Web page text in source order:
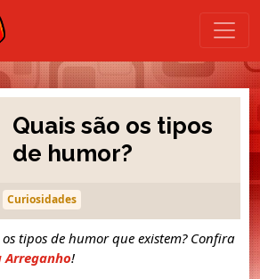
Quais são os tipos
de humor?
Curiosidades
tipos de humor que existem? Confira
Arreganho!